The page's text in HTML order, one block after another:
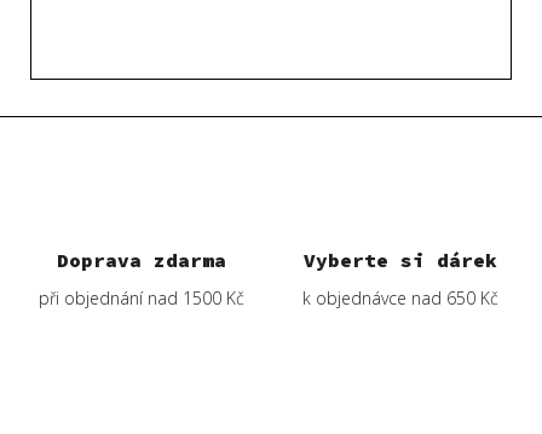
Doprava zdarma
při objednání nad 1500 Kč
Vyberte si dárek
k objednávce nad 650 Kč